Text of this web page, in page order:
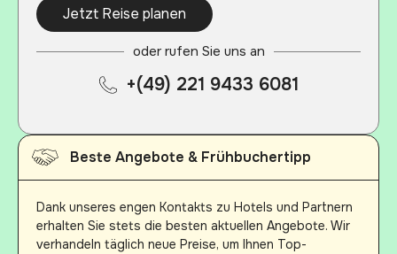
Jetzt Reise planen
oder rufen Sie uns an
+(49) 221 9433 6081
Beste Angebote & Frühbuchertipp
Dank unseres engen Kontakts zu Hotels und Partnern
erhalten Sie stets die besten aktuellen Angebote. Wir
verhandeln täglich neue Preise, um Ihnen Top-